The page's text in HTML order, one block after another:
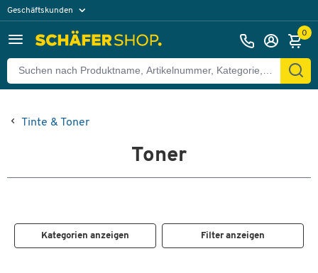
Geschäftskunden
0
Tinte & Toner
Toner
Kategorien anzeigen Filter anzeigen